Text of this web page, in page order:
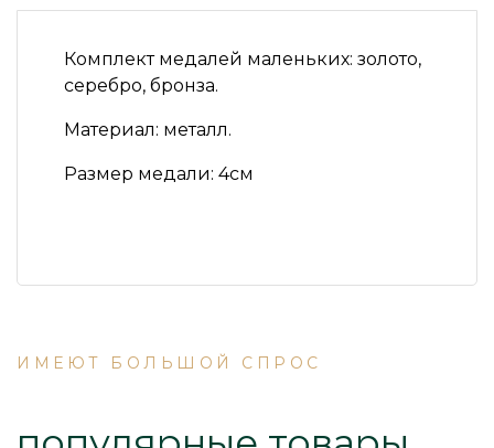
Комплект медалей маленьких: золото,
серебро, бронза.
Материал: металл.
Размер медали: 4см
ИМЕЮТ БОЛЬШОЙ СПРОС